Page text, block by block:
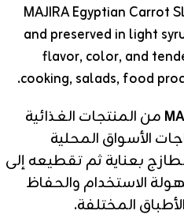
MAJIRA Egyptian Carrot
and preserved in light
flavor, color, and
cooking, salads, food
من المنتجات الغذائية
الأسواق المحلية
بعناية ثم تقطيعه إلى
الاستخدام والحفاظ
المختلفة.